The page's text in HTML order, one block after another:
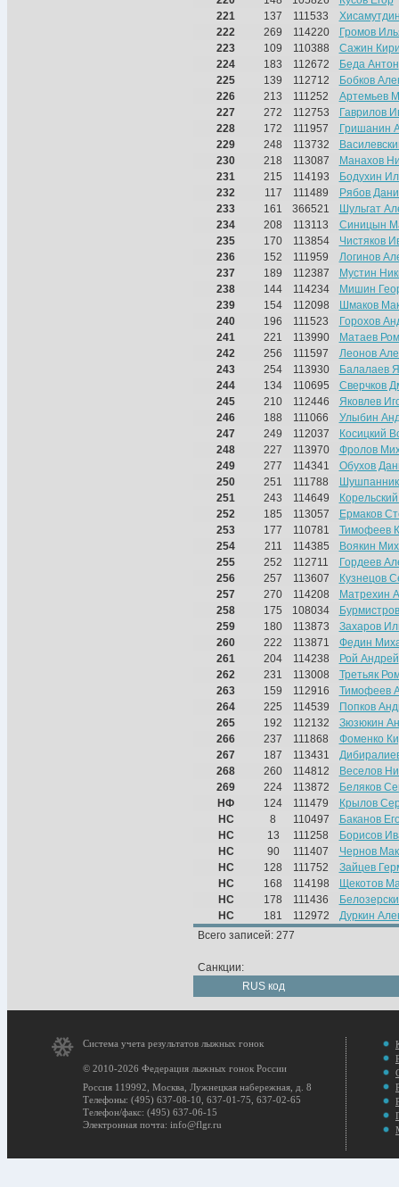
221
137 111533
222
269 114220
Громов
223
109 110388
Сажин
224
183 112672
Беда Антон
225
139 112712
Бобков
226
213 111252
Артемьев
227
272 112753
Гаврилов
228
172 111957
Гришанин
229
248 113732
230
218 113087
Манахов
231
215 114193
Бодухин
232
117 111489
Рябов
233
161 366521
Шульгат
234
208 113113
Синицын
235
170 113854
Чистяков
236
152 111959
Логинов
237
189 112387
Мустин
238
144 114234
Мишин
239
154 112098
Шмаков
240
196 111523
Горохов
241
221 113990
Матаев
242
256 111597
Леонов
243
254 113930
Балалаев
244
134 110695
Сверчков
245
210 112446
Яковлев
246
188 111066
Улыбин
247
249 112037
Косицкий
248
227 113970
Фролов
249
277 114341
Обухов
250
251 111788
251
243 114649
252
185 113057
Ермаков
253
177 110781
Тимофеев
254
211 114385
Воякин
255
252 112711
Гордеев
256
257 113607
Кузнецов
257
270 114208
Матрехин
258
175 108034
259
180 113873
Захаров
260
222 113871
Федин
261
204 114238
Рой Андрей
262
231 113008
Третьяк
263
159 112916
Тимофеев
264
225 114539
Попков
265
192 112132
Зюзюкин
266
237 111868
Фоменко
267
187 113431
268
260 114812
Веселов
269
224 113872
Беляков
НФ
124 111479
Крылов
НС
8 110497
Баканов
НС
13 111258
Борисов
НС
90 111407
Чернов
НС
128 111752
Зайцев
НС
168 114198
Щекотов
НС
178 111436
НС
181 112972
Дуркин
Всего записей: 277
Санкции:
RUS код
Система учета результатов лыжных гонок
© 2010-2026 Федерация лыжных гонок России
Россия 119992, Москва, Лужнецкая набережная, д. 8
Телефоны: (495) 637-08-10, 637-01-75, 637-02-65
Телефон/факс: (495) 637-06-15
Электронная почта: info@flgr.ru